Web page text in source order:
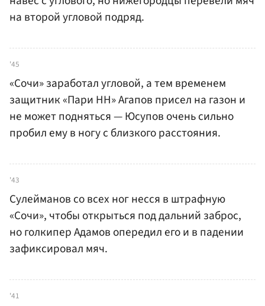
на второй угловой подряд.
'45
«Сочи» заработал угловой, а тем временем
защитник «Пари НН» Агапов присел на газон и
не может подняться — Юсупов очень сильно
пробил ему в ногу с близкого расстояния.
'43
Сулейманов со всех ног несся в штрафную
«Сочи», чтобы открыться под дальний заброс,
но голкипер Адамов опередил его и в падении
зафиксировал мяч.
'41